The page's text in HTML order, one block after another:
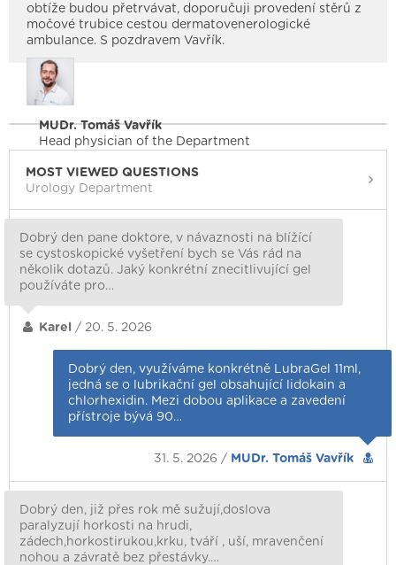
obtíže budou přetrvávat, doporučuji provedení stěrů z
močové trubice cestou dermatovenerologické
ambulance. S pozdravem Vavřík.
MUDr. Tomáš Vavřík
Head physician of the Department
MOST VIEWED QUESTIONS
Urology Department
Dobrý den pane doktore, v návaznosti na blížící
se cystoskopické vyšetření bych se Vás rád na
několik dotazů. Jaký konkrétní znecitlivující gel
používáte pro…
Karel / 20. 5. 2026
Dobrý den, využíváme konkrétně LubraGel 11ml,
jedná se o lubrikační gel obsahující lidokain a
chlorhexidin. Mezi dobou aplikace a zavedení
přístroje bývá 90…
31. 5. 2026 / MUDr. Tomáš Vavřík
Dobrý den, již přes rok mě sužují,doslova
paralyzují horkosti na hrudi,
zádech,horkostirukou,krku, tváří , uší, mravenčení
nohou a závratě bez přestávky.…